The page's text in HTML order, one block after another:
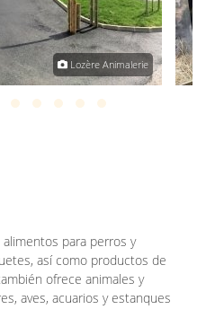
Lozère Animalerie
para perros y
así como productos de
ofrece animales y
aves, acuarios y estanques